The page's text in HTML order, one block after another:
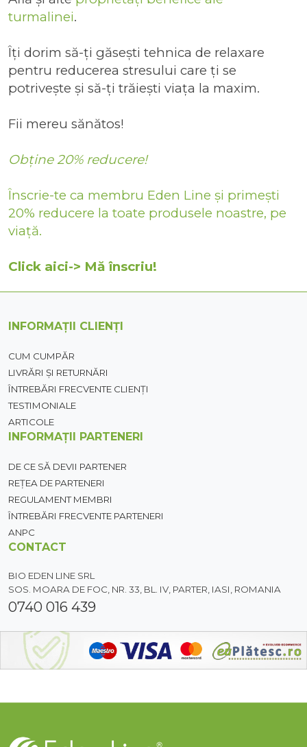
turmalinei.
Îți dorim să-ți găsești tehnica de relaxare
pentru reducerea stresului care ți se
potrivește și să-ți trăiești viața la maxim.
Fii mereu sănătos!
Obține 20% reducere!
Înscrie-te ca membru Eden Line și primești
20% reducere la toate produsele noastre, pe
viață.
Click aici-> Mă înscriu!
INFORMAȚII CLIENȚI
CUM CUMPĂR
LIVRĂRI ȘI RETURNĂRI
ÎNTREBĂRI FRECVENTE CLIENȚI
TESTIMONIALE
ARTICOLE
INFORMAȚII PARTENERI
DE CE SĂ DEVII PARTENER
REȚEA DE PARTENERI
REGULAMENT MEMBRI
ÎNTREBĂRI FRECVENTE PARTENERI
ANPC
CONTACT
BIO EDEN LINE SRL
SOS. MOARA DE FOC, NR. 33, BL. IV, PARTER, IASI, ROMANIA
0740 016 439